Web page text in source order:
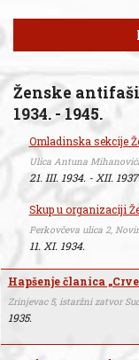
Ženske
1934. - 1945.
Omladinska sekcije
Ulica Antuna
21. III. 1934. - XII. 1937.
Skup u organizaciji
Perkovčeva ulica 2,
11. XI. 1934.
Hapšenje članica
Zrinjevac 5, istaržni zatvor
1935.